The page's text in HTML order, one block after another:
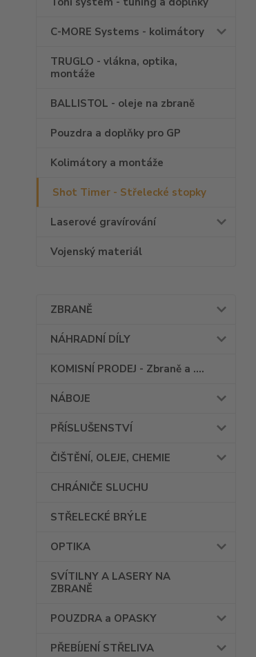
C-MORE Systems - kolimátory
TRUGLO - vlákna, optika,
montáže
BALLISTOL - oleje na zbraně
Pouzdra a doplňky pro GP
Kolimátory a montáže
Shot Timer - Střelecké stopky
Laserové gravírování
Vojenský materiál
ZBRANĚ
NÁHRADNÍ DÍLY
KOMISNÍ PRODEJ - Zbraně a ....
NÁBOJE
PŘÍSLUŠENSTVÍ
ČIŠTĚNÍ, OLEJE, CHEMIE
CHRÁNIČE SLUCHU
STŘELECKÉ BRÝLE
OPTIKA
SVÍTILNY A LASERY NA
ZBRANĚ
POUZDRA a OPASKY
PŘEBÍJENÍ STŘELIVA